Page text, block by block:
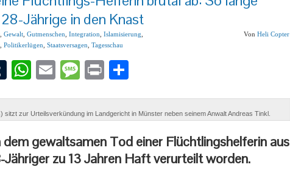
Jährige in den Knast
Gewalt Gutmenschen Integration Islamisierung
Politikerlügen Staatsversagen Tagesschau
Von Heli Copter
Tumblr
WhatsApp
EmailMessage
Print
sitzt zur Urteilsverkündung im Landgericht in Münster neben seinem Anwalt Andreas Tinkl.
dem gewaltsamen Tod einer Flüchtlingshelferin aus
zu 13 Jahren Haft verurteilt worden.